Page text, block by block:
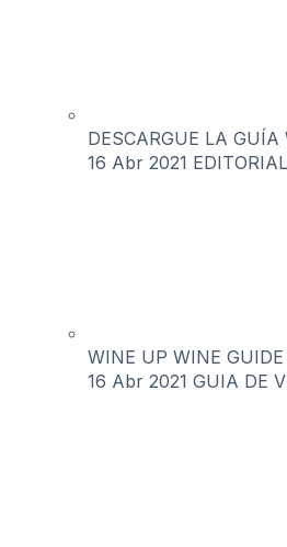
DESCARGUE LA
16 Abr 2021
WINE UP WINE
16 Abr 2021 GUIA DE